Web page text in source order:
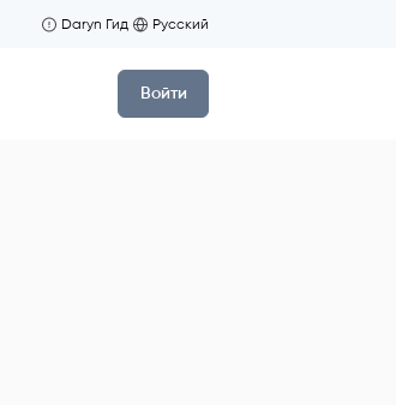
Daryn Гид Русский
Войти
қазақ тілі сабағындағы әдіс-